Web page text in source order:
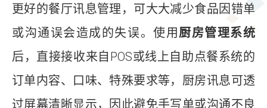
更好的餐厅讯息管理，可大大减少食品因错单
或沟通误会造成的失误。使用厨房管理系统
后，直接接收来自POS或线上自助点餐系统的
订单内容、口味、特殊要求等，厨房讯息可透
过屏幕清晰显示，因此避免手写单或沟通不良